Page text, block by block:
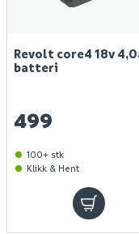
Revolt core4 18v
batteri
499
100+ stk
Klikk & Hent